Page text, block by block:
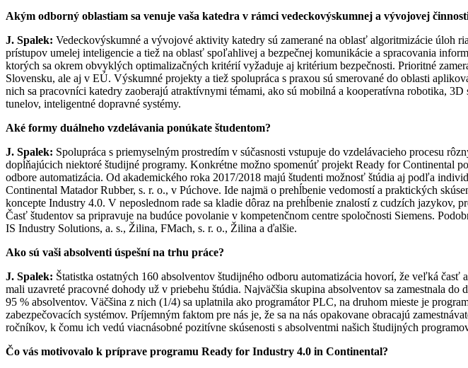
Akým odborný oblastiam sa venuje vaša katedra v rámci vedeckovýskumnej a vývojovej
J. Spalek: Vedeckovýskumné a vývojové aktivity katedry sú zamerané na oblasť algoritmizácie úloh
prístupov umelej inteligencie a tiež na oblasť spoľahlivej a bezpečnej komunikácie a spracovania
ktorých sa okrem obvyklých optimalizačných kritérií vyžaduje aj kritérium bezpečnosti. Prioritné
Slovensku, ale aj v EÚ. Výskumné projekty a tiež spolupráca s praxou sú smerované do oblasti
nich sa pracovníci katedry zaoberajú atraktívnymi témami, ako sú mobilná a kooperatívna robotika,
tunelov, inteligentné dopravné systémy.
Aké formy duálneho vzdelávania ponúkate študentom?
J. Spalek: Spolupráca s priemyselným prostredím v súčasnosti vstupuje do vzdelávacieho procesu
dopĺňajúcich niektoré študijné programy. Konkrétne možno spomenúť projekt Ready for Continental
odbore automatizácia. Od akademického roka 2017/2018 majú študenti možnosť štúdia aj podľa
Continental Matador Rubber, s. r. o., v Púchove. Ide najmä o prehĺbenie vedomostí a praktických
koncepte Industry 4.0. V neposlednom rade sa kladie dôraz na prehĺbenie znalostí z cudzích
Časť študentov sa pripravuje na budúce povolanie v kompetenčnom centre spoločnosti Siemens.
IS Industry Solutions, a. s., Žilina, FMach, s. r. o., Žilina a ďalšie.
Ako sú vaši absolventi úspešní na trhu práce?
J. Spalek: Štatistka ostatných 160 absolventov študijného odboru automatizácia hovorí, že veľká
mali uzavreté pracovné dohody už v priebehu štúdia. Najväčšia skupina absolventov sa zamestnala
95 % absolventov. Väčšina z nich (1/4) sa uplatnila ako programátor PLC, na druhom mieste je
zabezpečovacích systémov. Príjemným faktom pre nás je, že sa na nás opakovane obracajú
ročníkov, k čomu ich vedú viacnásobné pozitívne skúsenosti s absolventmi našich študijných
Čo vás motivovalo k príprave programu Ready for Industry 4.0 in Continental?